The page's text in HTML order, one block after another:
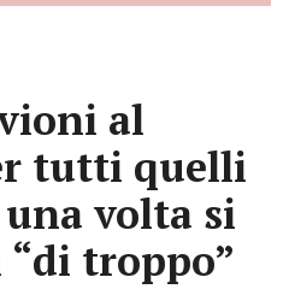
al
tutti quelli
volta si
troppo”